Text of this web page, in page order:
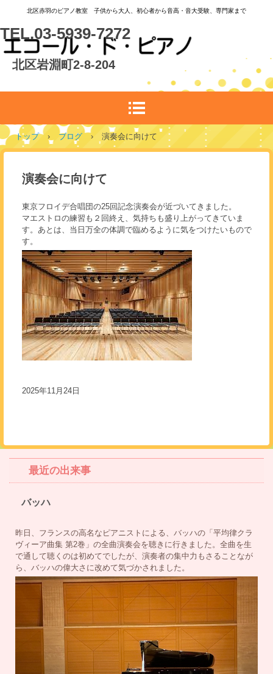
北区赤羽のピアノ教室 子供から大人、初心者から音高・音大受験、専門家まで
TEL.03-5939-7272
北区岩淵町2-8-204
トップ › ブログ › 演奏会に向けて
演奏会に向けて
東京フロイデ合唱団の25回記念演奏会が近づいてきました。
マエストロの練習も２回終え、気持ちも盛り上がってきていま
す。あとは、当日万全の体調で臨めるように気をつけたいもので
す。
2025年11月24日
最近の出来事
バッハ
昨日、フランスの高名なピアニストによる、バッハの「平均律クラ
ヴィーア曲集 第2巻」の全曲演奏会を聴きに行きました。全曲を生
で通して聴くのは初めてでしたが、演奏者の集中力もさることなが
ら、バッハの偉大さに改めて気づかされました。